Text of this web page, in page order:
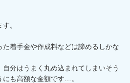
。
た着手金や作成料などは諦めるしかな
分はうまく丸め込まれてしまいそう